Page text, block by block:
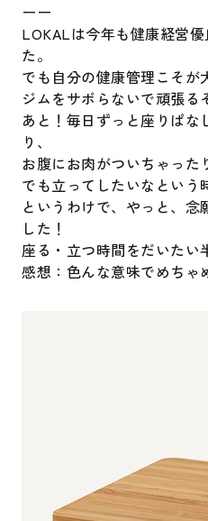
ーー
LOKALは今年も健康経営
た。
でも自分の健康管理こそが
ジムをサボらないで頑張る
あと！毎日ずっと座りぱな
り、
お腹にお肉がついちゃった
でも立ってしたいなという
というわけで、やっと、念
した！
座る・立つ時間をだいたい
感想：色んな意味でめちゃ